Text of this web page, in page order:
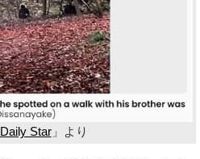
Daily Star」より